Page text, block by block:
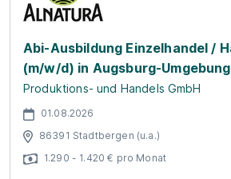
Abi-Ausbildung Einzelhandel /
(m/w/d) in Augsburg-Umgebung
Produktions- und Handels GmbH
01.08.2026
86391 Stadtbergen (u.a.)
1.290 - 1.420 € pro Monat